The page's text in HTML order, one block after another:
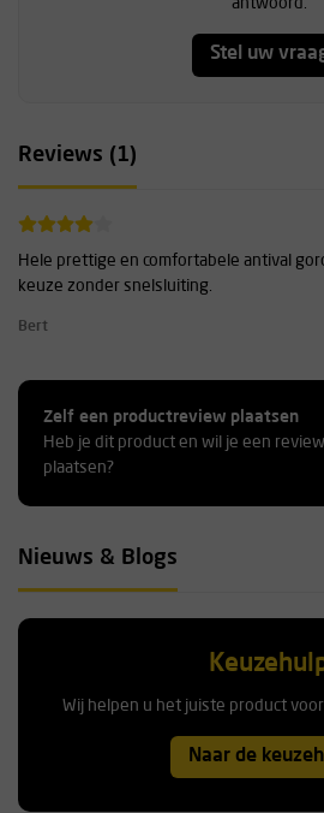
antwoord.
Stel uw
Reviews (1)
Hele prettige en comfortabele antival
keuze zonder snelsluiting.
Bert
Zelf een productreview plaatsen
Heb je dit product en wil je een review
plaatsen?
Nieuws & Blogs
Wij helpen u het juiste product
Naar de